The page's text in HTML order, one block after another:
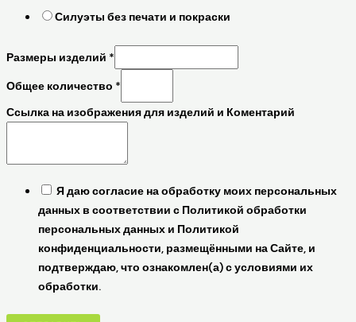
Силуэты без печати и покраски
Размеры изделий *
Общее количество *
Ссылка на изображения для изделий и Коментарий
Я даю согласие на обработку моих персональных
данных в соответствии с Политикой обработки
персональных данных и Политикой
конфиденциальности, размещёнными на Сайте, и
подтверждаю, что ознакомлен(а) с условиями их
обработки.